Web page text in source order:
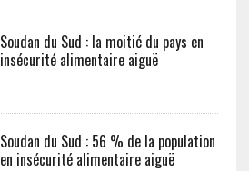
Soudan du Sud : la moitié du pays en
insécurité alimentaire aiguë
Soudan du Sud : 56 % de la population
en insécurité alimentaire aiguë